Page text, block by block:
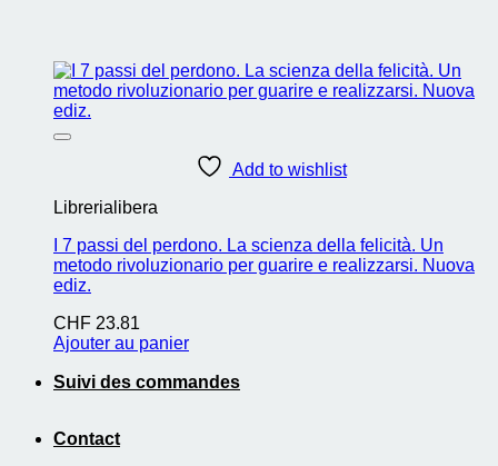
Add to wishlist
Librerialibera
I 7 passi del perdono. La scienza della felicità. Un
metodo rivoluzionario per guarire e realizzarsi. Nuova
ediz.
CHF 23.81
Ajouter au panier
Suivi des commandes
Contact